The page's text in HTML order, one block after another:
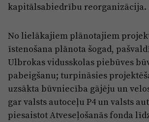
kapitālsabiedrību reorganizācija.
No lielākajiem plānotajiem
īstenošana plānota šogad,
Ulbrokas vidusskolas piebūves
pabeigšanu; turpināsies
uzsākta būvniecība gājēju un
gar valsts autoceļu P4 un valsts
piesaistot Atveseļošanās fonda